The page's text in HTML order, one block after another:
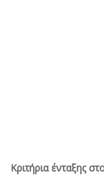
Κριτήρια ένταξης